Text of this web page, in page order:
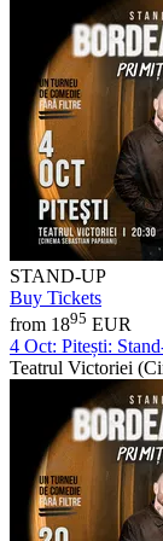
STAND-UP
Buy Tickets
from 1895 EUR
4 Oct: Pitești:
Teatrul Victoriei